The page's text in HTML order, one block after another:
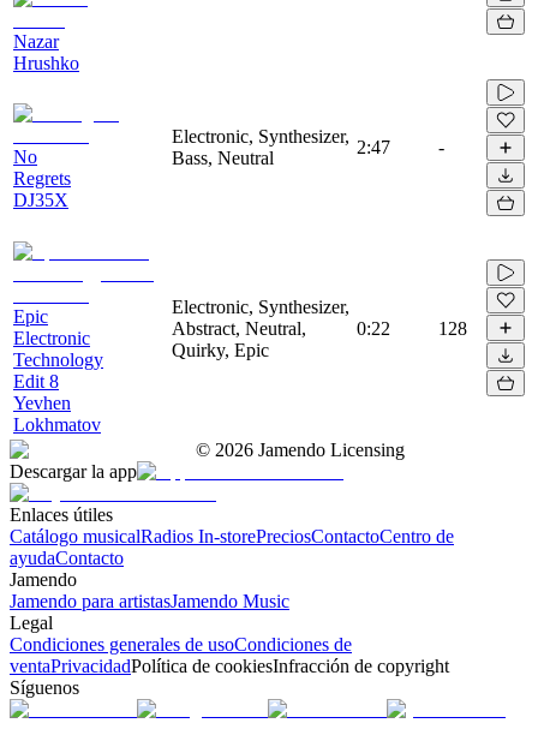
Nazar
Hrushko
No
Regrets
DJ35X
Electronic, Synthesizer,
Bass, Neutral
2:47 -
Epic
Electronic
Technology
Edit 8
Yevhen
Lokhmatov
Electronic, Synthesizer,
Abstract, Neutral,
Quirky, Epic
0:22 128
© 2026 Jamendo Licensing
Descargar la app
Enlaces útiles
Catálogo musicalRadios In-storePreciosContactoCentro de
ayudaContacto
Jamendo
Jamendo para artistasJamendo Music
Legal
Condiciones generales de usoCondiciones de
ventaPrivacidadPolítica de cookiesInfracción de copyright
Síguenos